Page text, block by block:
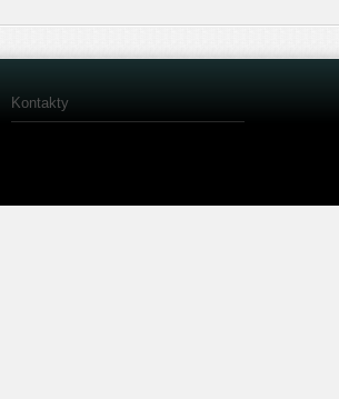
Kontakty